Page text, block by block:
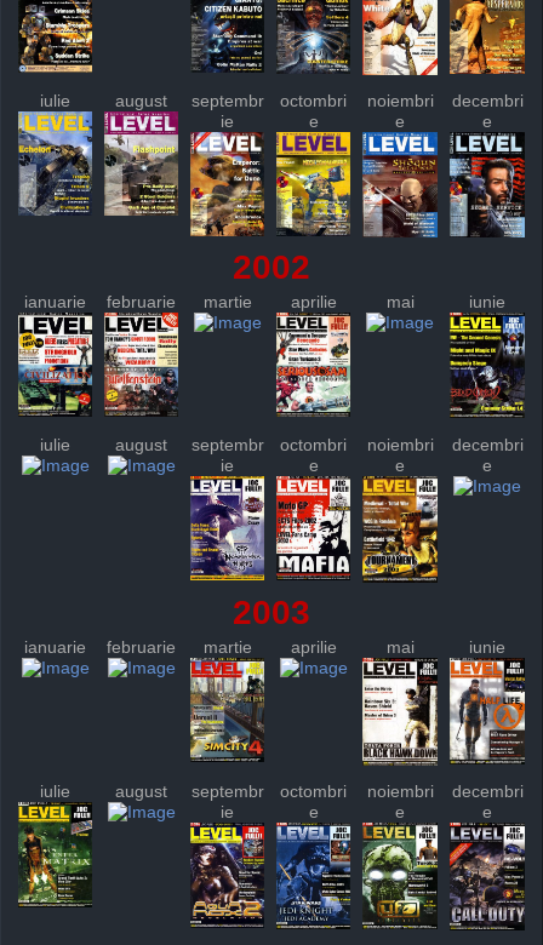
iulie august
septembr
ie
octombri
e
noiembri
e
decembri
e
2002
ianuarie februarie martie aprilie mai iunie
iulie august
septembr
ie
octombri
e
noiembri
e
decembri
e
2003
ianuarie februarie martie aprilie mai iunie
iulie august
septembr
ie
octombri
e
noiembri
e
decembri
e